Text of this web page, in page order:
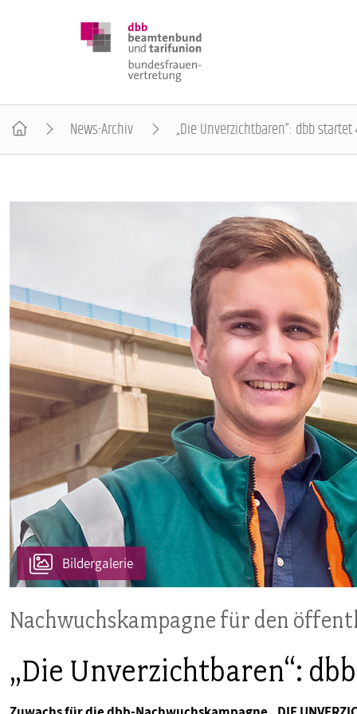
POSITIONEN
SCHWERPUNKTTHEMEN
PUBLIKATIONEN
TERMINE & VERANSTALTUNGEN
MITGLIEDSCHAFT & SERVICE
News-Archiv „Die Unverzichtbaren“: dbb startet
Bildergalerie
Nachwuchskampagne für den
„Die Unverzichtbaren“: